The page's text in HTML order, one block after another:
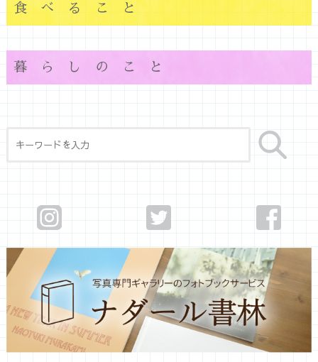
食べること
暮らしのこと